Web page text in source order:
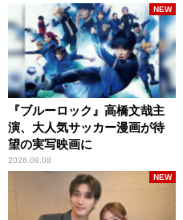
『ブルーロック』高橋文哉主
演、大人気サッカー漫画が待
望の実写映画に
2026.08.08
NEW
NEW